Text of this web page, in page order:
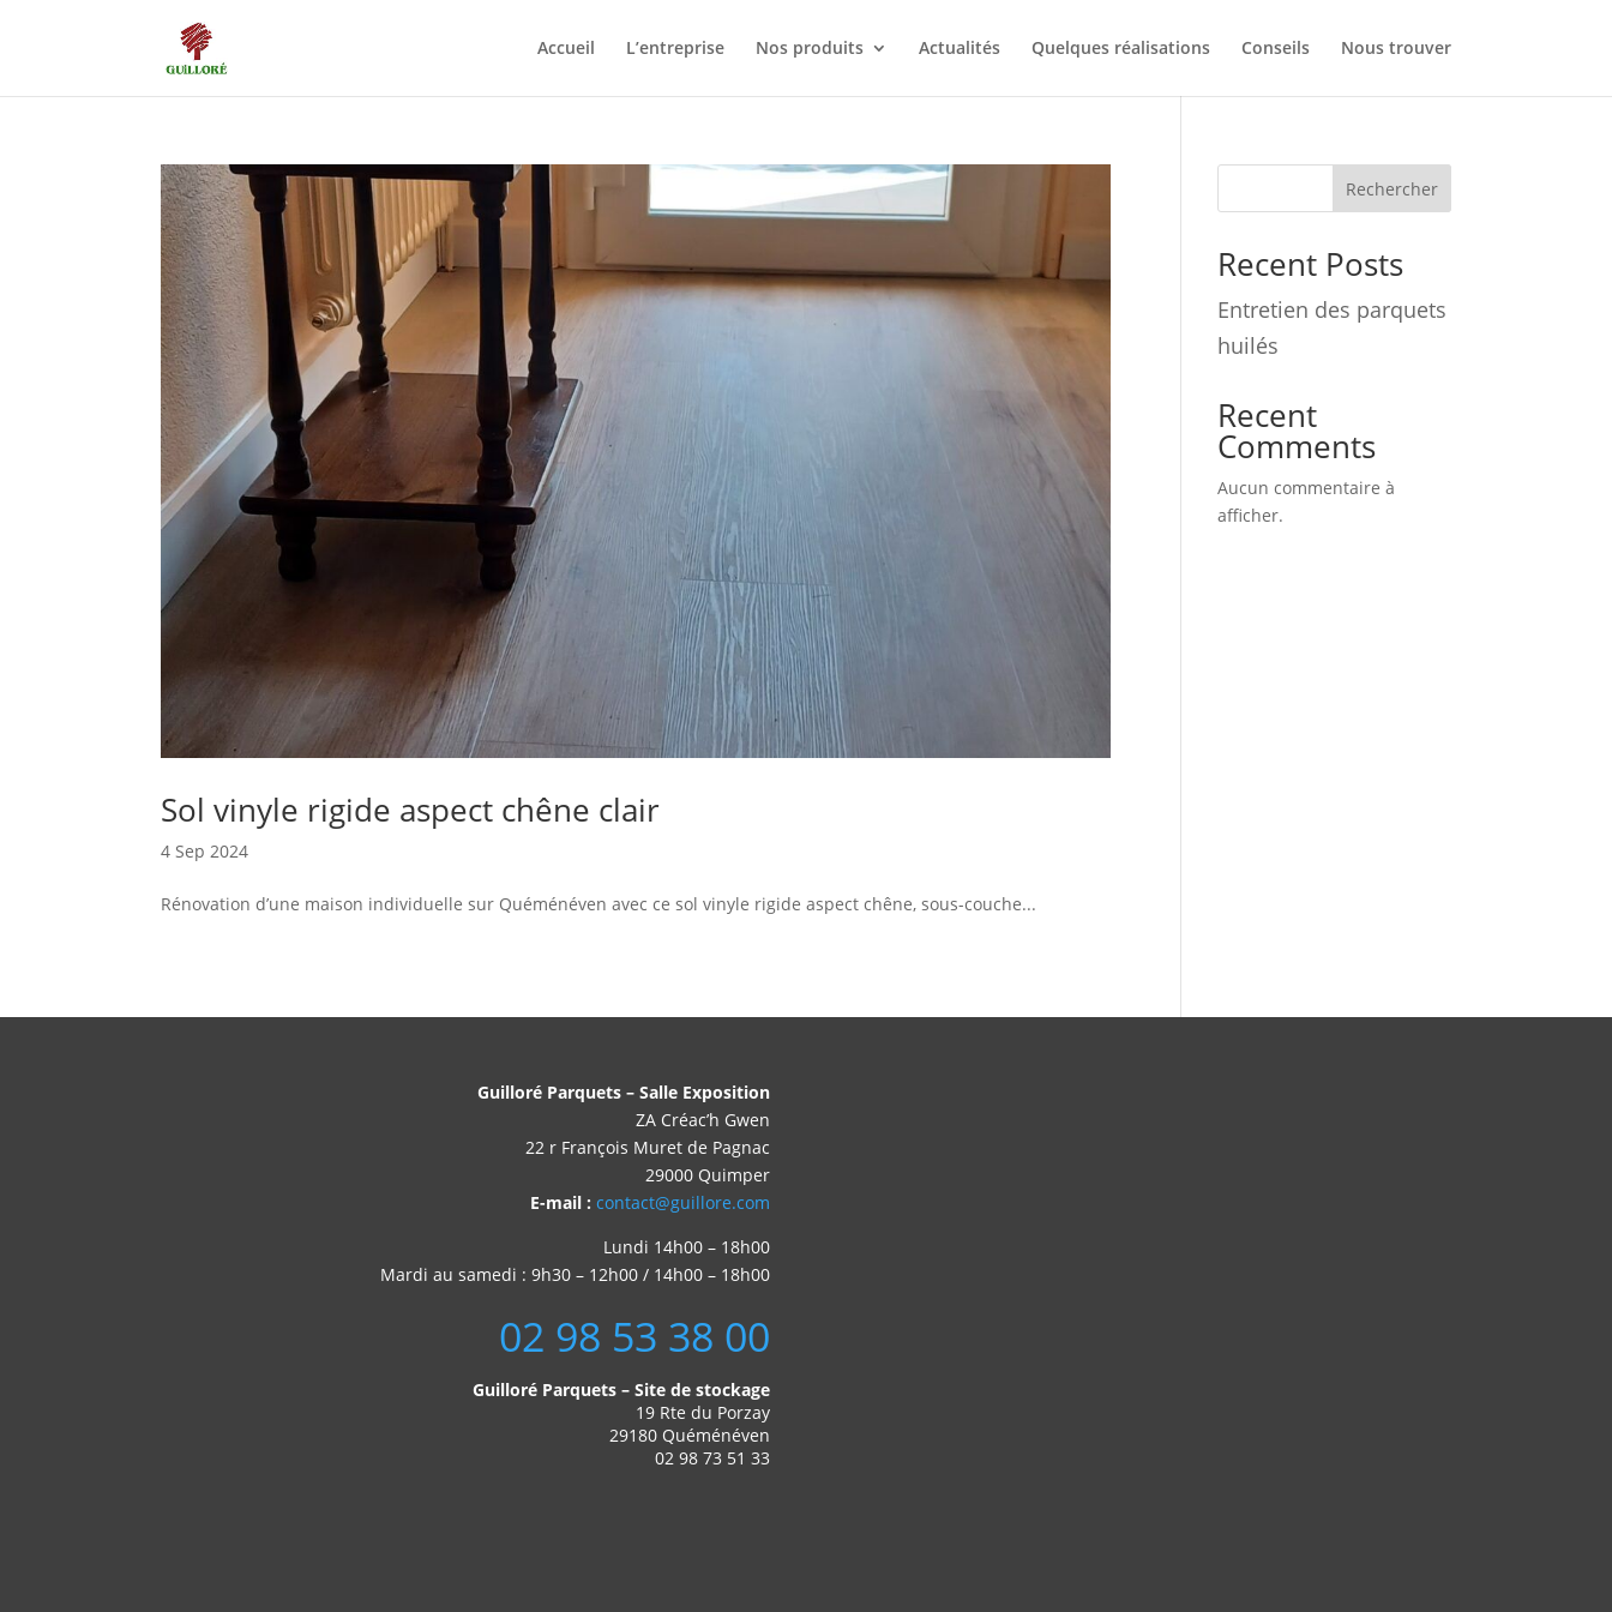
Accueil L’entreprise Nos produits Actualités Quelques réalisations Conseils Nous trouver
Sol vinyle rigide aspect chêne clair
4 Sep 2024
Rénovation d’une maison individuelle sur Quéménéven avec ce sol vinyle rigide aspect chêne, sous-couche...
Rechercher
Recent Posts
Entretien des parquets
huilés
Recent
Comments
Aucun commentaire à
afficher.
Guilloré Parquets – Salle Exposition
ZA Créac’h Gwen
22 r François Muret de Pagnac
29000 Quimper
E-mail :contact@guillore.com
Lundi 14h00 – 18h00
Mardi au samedi : 9h30 – 12h00 / 14h00 – 18h00
02 98 53 38 00
Guilloré Parquets – Site de stockage
19 Rte du Porzay
29180 Quéménéven
02 98 73 51 33